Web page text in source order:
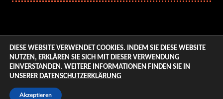
© 2026 ENTERTAINMENT BASE – Life & Style Magazine.
All Rights Reserved. | Based on
DIESE WEBSITE VERWENDET COOKIES. INDEM SIE DIESE WEBSITE
NUTZEN, ERKLÄREN SIE SICH MIT DIESER VERWENDUNG
EINVERSTANDEN. WEITERE INFORMATIONEN FINDEN SIE IN
UNSERER DATENSCHUTZERKLÄRUNG
Akzeptieren